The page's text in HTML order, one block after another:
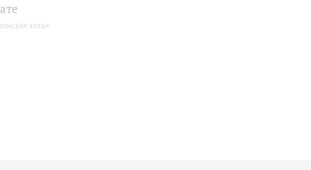
хота»